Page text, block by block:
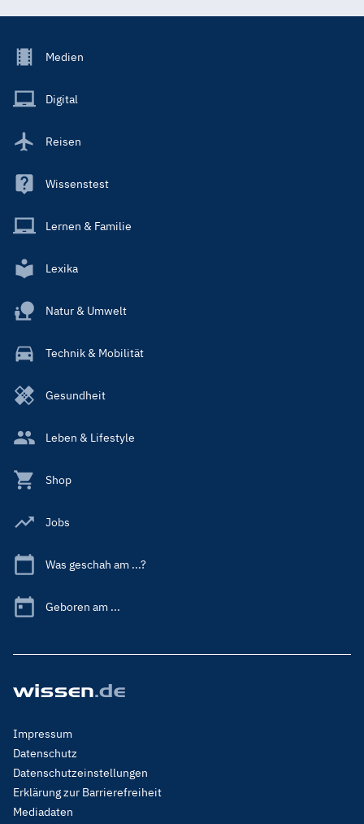
Footer
Main
Medien
Digital
Reisen
Wissenstest
Lernen & Familie
Lexika
Natur & Umwelt
Technik & Mobilität
Gesundheit
Leben & Lifestyle
Shop
Jobs
Was geschah am ...?
Geboren am ...
Footer
Menu
Legal
Impressum
Datenschutz
Datenschutzeinstellungen
Erklärung zur Barrierefreiheit
Mediadaten